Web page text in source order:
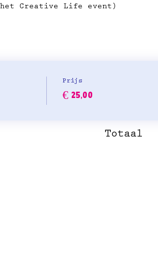
Creative Life event)
Prijs
€ 25,00
Totaal